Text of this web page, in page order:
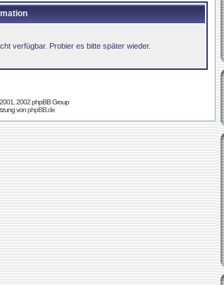
verfügbar. Probier es bitte später wieder.
2002 phpBB Group
vonphpBB.de